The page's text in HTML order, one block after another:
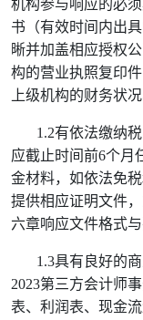
机构参与响应的必
书（有效时间内出
晰并加盖相应授权
构的营业执照复印
上级机构的财务状
1.2有依法缴纳
应截止时间前6个月
金材料，如依法免
提供相应证明文件，
六章响应文件格式与
1.3具有良好的
2023第三方会计师
表、利润表、现金